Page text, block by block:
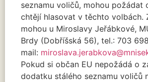
seznamu voličů, mohou požádat
chtějí hlasovat v těchto volbách.
mohou u Miroslavy Jeřábkové,
Brdy (Dobříšská 56), tel.: 703
mail:
Pokud si občan EU nepožádá o
dodatku stálého seznamu voličů